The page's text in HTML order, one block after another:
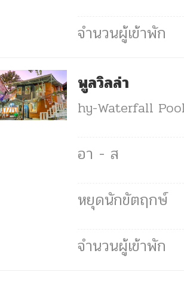
พูลวิลล่า
hy-Waterfall